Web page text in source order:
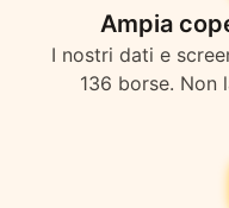
Ampia
I nostri dati e
136 borse. Non